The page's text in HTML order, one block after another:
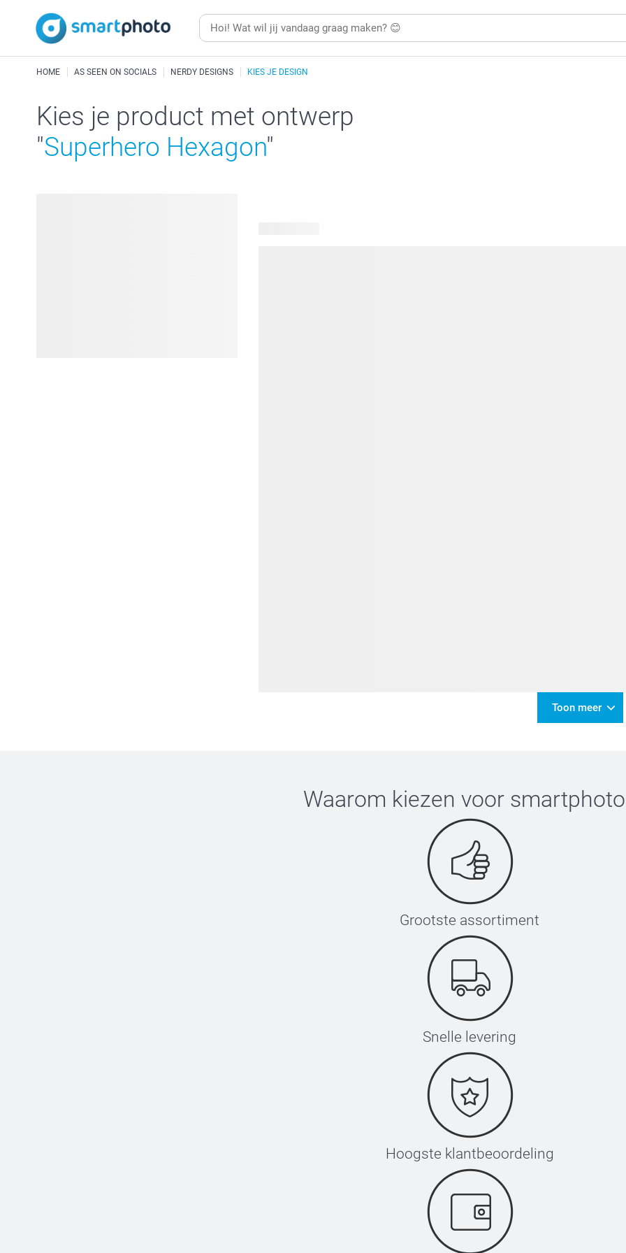
HOME AS SEEN ON SOCIALS NERDY DESIGNS KIES JE DESIGN
Kies je product met ontwerp
"Superhero Hexagon"
Toon meer
Waarom kiezen voor smartphoto
Grootste assortiment
Snelle levering
Hoogste klantbeoordeling